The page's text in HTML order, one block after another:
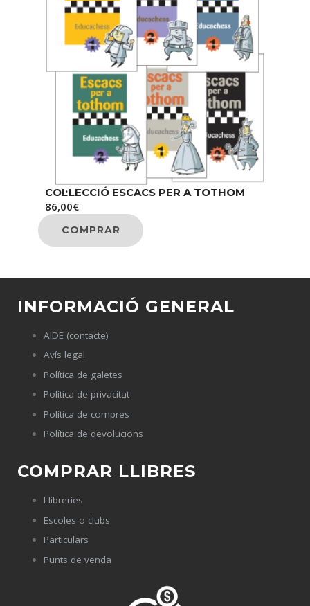
COL·LECCIÓ ESCACS PER A TOTHOM
86,00€
COMPRAR
INFORMACIÓ GENERAL
AIDE (contacte)
Avís legal
Política de galetes
Política de privacitat
Política de compres
Política de devolucions
COMPRAR LLIBRES
Llibreries
Escoles o clubs
Particulars
Punts de venda